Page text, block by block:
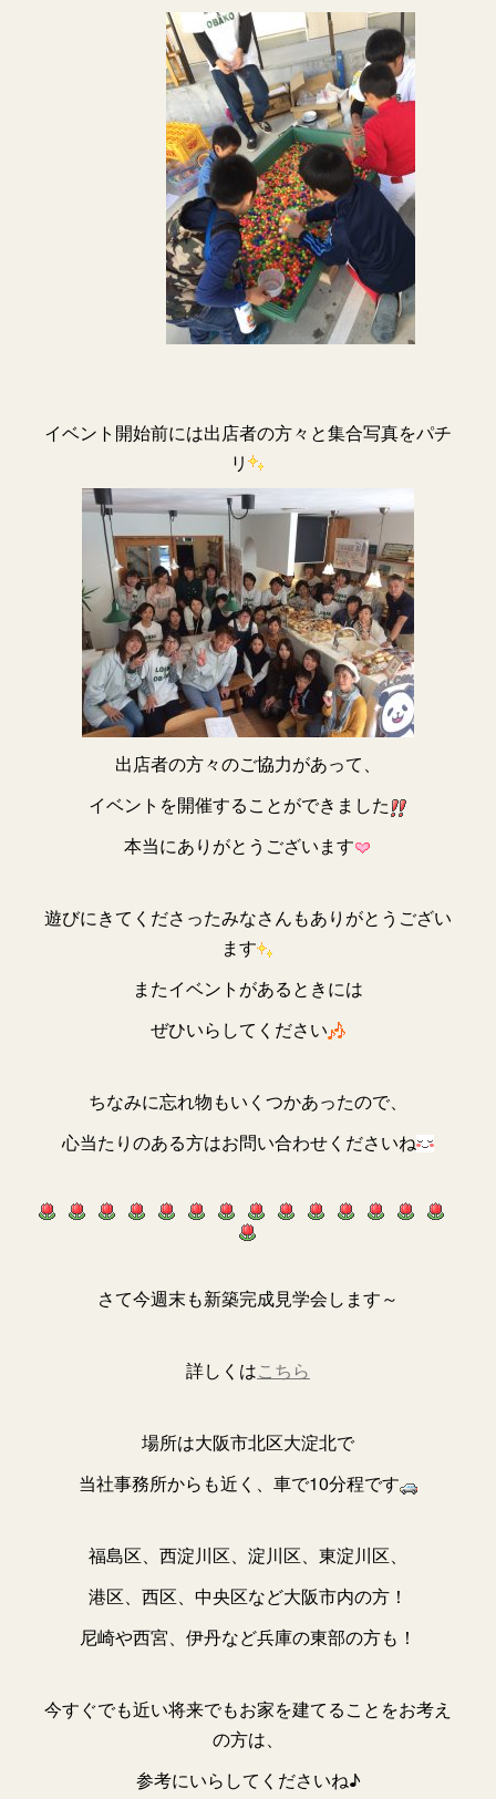
イベント開始前には出店者の方々と集合写真をパチ
リ
出店者の方々のご協力があって、
イベントを開催することができました
本当にありがとうございます
遊びにきてくださったみなさんもありがとうござい
ます
またイベントがあるときには
ぜひいらしてください
ちなみに忘れ物もいくつかあったので、
心当たりのある方はお問い合わせくださいね
さて今週末も新築完成見学会します～
詳しくはこちら
場所は大阪市北区大淀北で
当社事務所からも近く、車で10分程です
福島区、西淀川区、淀川区、東淀川区、
港区、西区、中央区など大阪市内の方！
尼崎や西宮、伊丹など兵庫の東部の方も！
今すぐでも近い将来でもお家を建てることをお考え
の方は、
参考にいらしてくださいね♪